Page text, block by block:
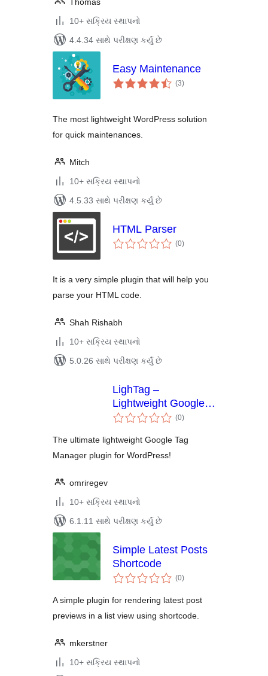
10+ સક્રિય સ્થાપનો
4.4.34 સાથે પરીક્ષણ કર્યું છે
Easy Maintenance
(3કુલ
રેટિંગ્સ
)
The most lightweight WordPress solution
for quick maintenances.
Mitch
10+ સક્રિય સ્થાપનો
4.5.33 સાથે પરીક્ષણ કર્યું છે
HTML Parser
(0કુલ
રેટિંગ્સ
)
It is a very simple plugin that will help you
parse your HTML code.
Shah Rishabh
10+ સક્રિય સ્થાપનો
5.0.26 સાથે પરીક્ષણ કર્યું છે
LighTag –
Lightweight Google
Tag Manager (0કુલ
રેટિંગ્સ
)
The ultimate lightweight Google Tag
Manager plugin for WordPress!
omriregev
10+ સક્રિય સ્થાપનો
6.1.11 સાથે પરીક્ષણ કર્યું છે
Simple Latest Posts
Shortcode
(0કુલ
રેટિંગ્સ
)
A simple plugin for rendering latest post
previews in a list view using shortcode.
mkerstner
10+ સક્રિય સ્થાપનો